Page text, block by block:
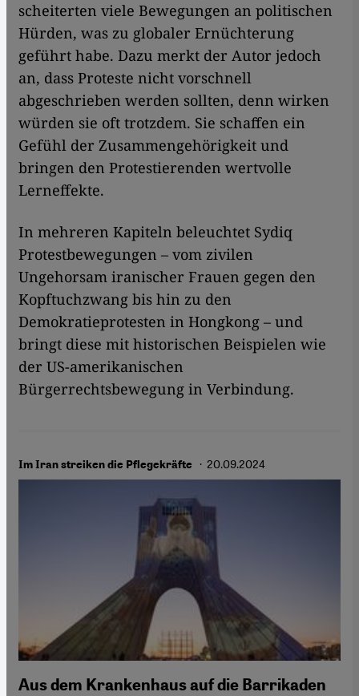
scheiterten viele Bewegungen an politischen
Hürden, was zu globaler Ernüchterung
geführt habe. Dazu merkt der Autor jedoch
an, dass Proteste nicht vorschnell
abgeschrieben werden sollten, denn wirken
würden sie oft trotzdem. Sie schaffen ein
Gefühl der Zusammengehörigkeit und
bringen den Protestierenden wertvolle
Lerneffekte.
In mehreren Kapiteln beleuchtet Sydiq
Protestbewegungen – vom zivilen
Ungehorsam iranischer Frauen gegen den
Kopftuchzwang bis hin zu den
Demokratieprotesten in Hongkong – und
bringt diese mit historischen Beispielen wie
der US-amerikanischen
Bürgerrechtsbewegung in Verbindung. ​​​​​​
Im Iran streiken die Pflegekräfte · 20.09.2024
Aus dem Krankenhaus auf die Barrikaden